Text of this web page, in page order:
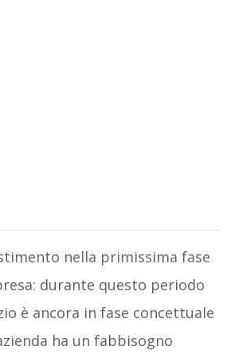
nella primissima fase
durante questo periodo
è ancora in fase concettuale
ha un fabbisogno